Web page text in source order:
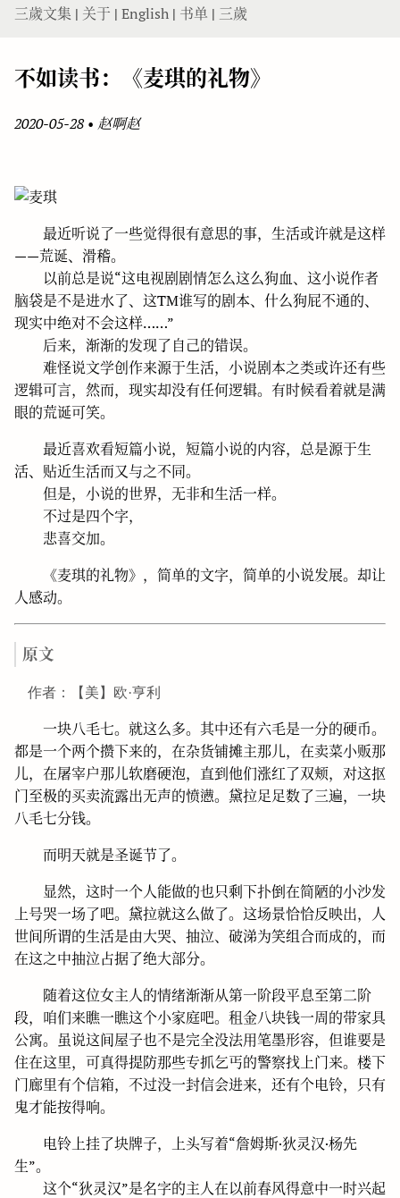
三歲文集 | 关于 | English| 书单 | 三歲
不如读书：《麦琪的礼物》
2020-05-28• 赵啊赵
最近听说了一些觉得很有意思的事，生活或许就是这样
——荒诞、滑稽。
以前总是说“这电视剧剧情怎么这么狗血、这小说作者
脑袋是不是进水了、这TM谁写的剧本、什么狗屁不通的、
现实中绝对不会这样……”
后来，渐渐的发现了自己的错误。
难怪说文学创作来源于生活，小说剧本之类或许还有些
逻辑可言，然而，现实却没有任何逻辑。有时候看着就是满
眼的荒诞可笑。
最近喜欢看短篇小说，短篇小说的内容，总是源于生
活、贴近生活而又与之不同。
但是，小说的世界，无非和生活一样。
不过是四个字，
悲喜交加。
《麦琪的礼物》，简单的文字，简单的小说发展。却让
人感动。
原文
作者：【美】欧·亨利
一块八毛七。就这么多。其中还有六毛是一分的硬币。
都是一个两个攒下来的，在杂货铺摊主那儿，在卖菜小贩那
儿，在屠宰户那儿软磨硬泡，直到他们涨红了双颊，对这抠
门至极的买卖流露出无声的愤懑。黛拉足足数了三遍，一块
八毛七分钱。
而明天就是圣诞节了。
显然，这时一个人能做的也只剩下扑倒在简陋的小沙发
上号哭一场了吧。黛拉就这么做了。这场景恰恰反映出，人
世间所谓的生活是由大哭、抽泣、破涕为笑组合而成的，而
在这之中抽泣占据了绝大部分。
随着这位女主人的情绪渐渐从第一阶段平息至第二阶
段，咱们来瞧一瞧这个小家庭吧。租金八块钱一周的带家具
公寓。虽说这间屋子也不是完全没法用笔墨形容，但谁要是
住在这里，可真得提防那些专抓乞丐的警察找上门来。楼下
门廊里有个信箱，不过没一封信会进来，还有个电铃，只有
鬼才能按得响。
电铃上挂了块牌子，上头写着“詹姆斯·狄灵汉·杨先
生”。
这个“狄灵汉”是名字的主人在以前春风得意中一时兴起